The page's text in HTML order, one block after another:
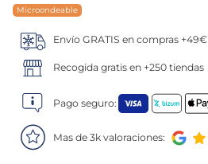
Microondeable
Envío GRATIS en compras +49€
Recogida gratis en +250 tiendas
Pago seguro:
Mas de 3k valoraciones:
9. sushi
10. listísimos